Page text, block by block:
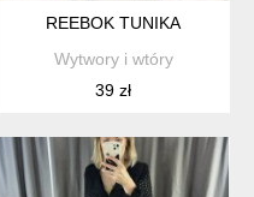
REEBOK TUNIKA
Wytwory i wtóry
39 zł